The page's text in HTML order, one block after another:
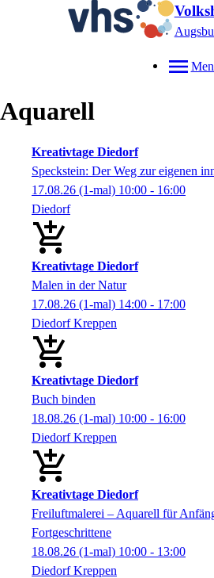
Aquarell
Kreativtage Diedorf
Speckstein: Der Weg zur eigenen
17.08.26 (1-mal) 10:00 - 16:00
Diedorf
Kreativtage Diedorf
Malen in der Natur
17.08.26 (1-mal) 14:00 - 17:00
Diedorf Kreppen
Kreativtage Diedorf
Buch binden
18.08.26 (1-mal) 10:00 - 16:00
Diedorf Kreppen
Kreativtage Diedorf
Freiluftmalerei – Aquarell für
Fortgeschrittene
18.08.26 (1-mal) 10:00 - 13:00
Diedorf Kreppen